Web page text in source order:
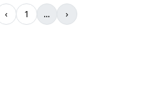
‹ 1 ... ›